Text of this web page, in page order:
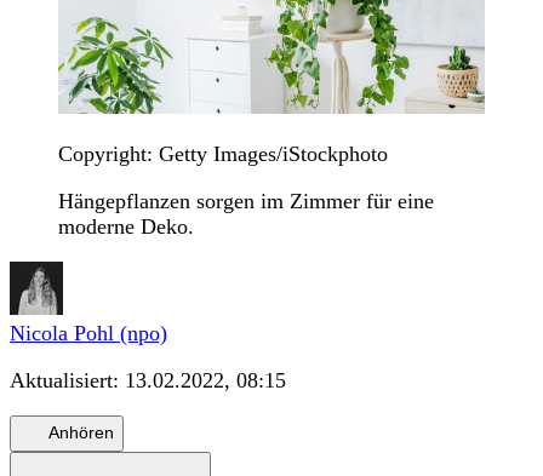
Copyright: Getty Images/iStockphoto
Hängepflanzen sorgen im Zimmer für eine
moderne Deko.
Nicola Pohl (npo)
Aktualisiert: 13.02.2022, 08:15
Anhören